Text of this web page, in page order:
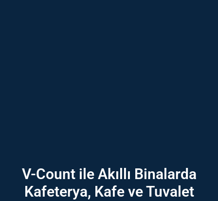
V-Count ile Akıllı Binalarda
Kafeterya, Kafe ve Tuvalet